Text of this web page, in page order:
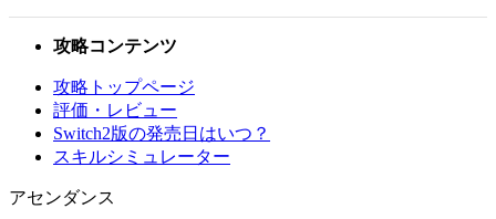
攻略コンテンツ
攻略トップページ
評価・レビュー
Switch2版の発売日はいつ？
スキルシミュレーター
アセンダンス